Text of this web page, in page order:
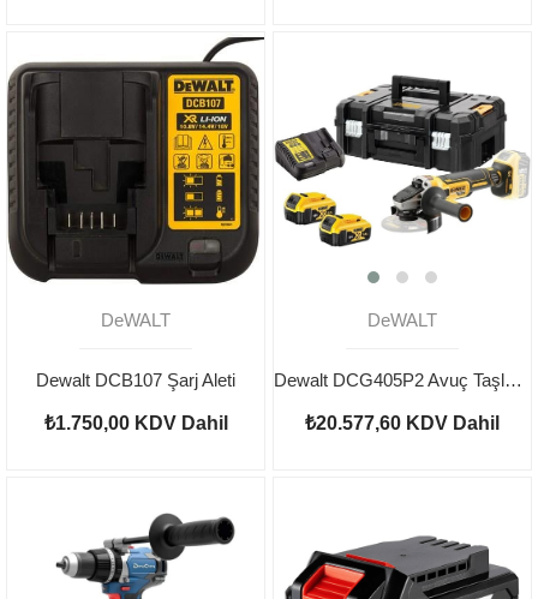
DeWALT
Dewalt DCB107 Şarj Aleti
₺1.750,00 KDV Dahil
DeWALT
Dewalt DCG405P2 Avuç Taşlama 18V 5AH
₺20.577,60 KDV Dahil